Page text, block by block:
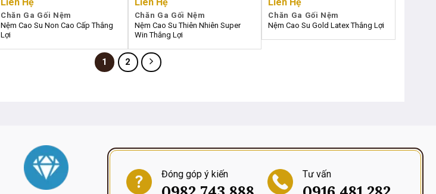
Chăn Ga Gối Nệm
Nệm Cao Su Non Cao Cấp Thắng
Lợi
Chăn Ga Gối Nệm
Nệm Cao Su Thiên Nhiên Super
Win Thắng Lợi
Chăn Ga Gối Nệm
Nệm Cao Su Gold Latex Thắng Lợi
1 2
Đóng góp ý kiến Tư vấn